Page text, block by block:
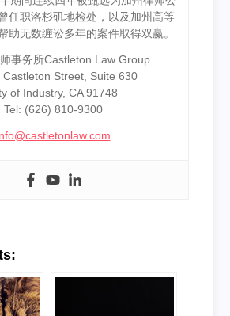
任职洛杉矶地检处，以及加州高等
助无数缠讼多年的案件取得双赢。
事务所Castleton Law Group
Castleton Street, Suite 630
of Industry, CA 91748
Tel: (626) 810-9300